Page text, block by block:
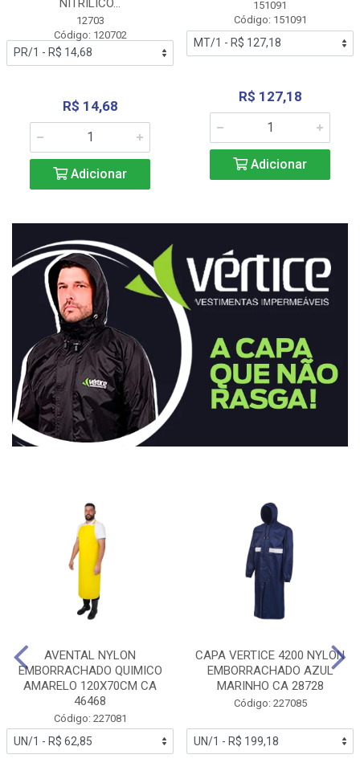
NITRÍLICO...
12703
Código: 120702
R$ 14,68
Adicionar
151091
Código: 151091
R$ 127,18
Adicionar
AVENTAL NYLON
EMBORRACHADO QUIMICO
AMARELO 120X70CM CA
46468
Código: 227081
CAPA VERTICE 4200 NYLON
EMBORRACHADO AZUL
MARINHO CA 28728
Código: 227085